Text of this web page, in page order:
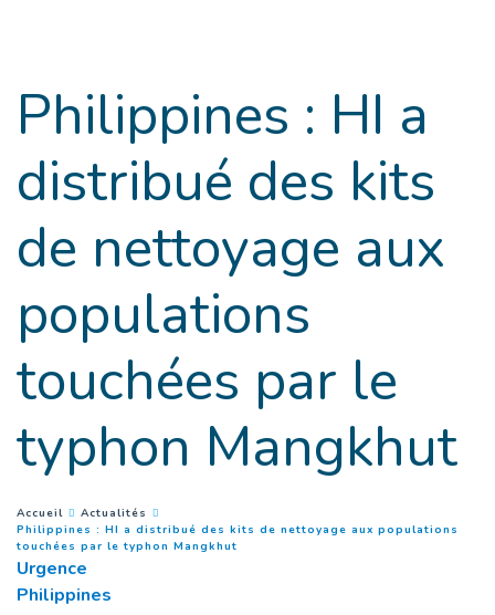
Philippines : HI a
distribué des kits
de nettoyage aux
populations
touchées par le
typhon Mangkhut
You are here :
Accueil
Actualités
Philippines : HI a distribué des kits de nettoyage aux populations
touchées par le typhon Mangkhut
Urgence
Philippines